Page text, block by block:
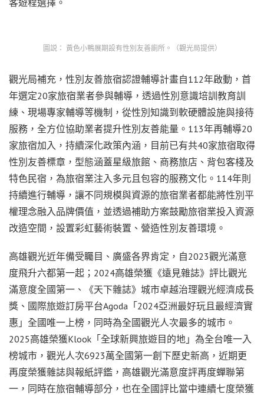
圖説： 黃色小鴨展期設有性別友善廁所。（觀光局提供）
觀光局補充，性別友善旅宿認證輔導計畫自112年啟動，首
年選定20家旅宿業者參與輔導，透過性別意識培訓教育訓
練、現場專家輔導等機制，從性別知識到軟硬體設施與接待
服務，全方位協助業者提升性別友善能量。113年再輔導20
家旅宿加入，持續深化政策內涵，目前已有共40家旅宿取得
性別友善標章，型態涵蓋星級旅館、商務旅店、背包客棧及
特色民宿，為旅宿業注入多元且包容的服務文化。114年則
持續進行輔導，讓不同規模與資源的旅宿業者都能將性別平
權理念融入品牌價值，並透過補助方案鼓勵旅宿業投入資源
改造空間，設置彩虹藝術裝置、營造性別友善環境。
高雄觀光近年備受矚目、廣盛各界肯定，自2023觀光滿意
度飛升六都第一起；2024高雄榮獲《遠見雜誌》評比觀光
滿意度全國第一、《天下雜誌》城市卓越治理觀光經濟成長
獎、國際旅遊訂房平台Agoda「2024亞洲最好玩且最經濟實
惠」全國唯一上榜，同時為全國觀光人次最多的城市。
2025高雄榮獲Klook「全球新興旅遊目的地」為全台唯一入
榜城市，觀光人次6923萬全國第一創下歷史新高，近期更
再度榮獲雜誌與報紙評鑑，高雄觀光滿意度評再度蟬聯第
一，同時在旅宿輔導部分，也在全國評比當中連續七度榮獲